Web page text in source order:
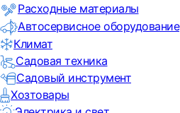
Расходные материалы
Автосервисное оборудование
Климат
Садовая техника
Садовый инструмент
Хозтовары